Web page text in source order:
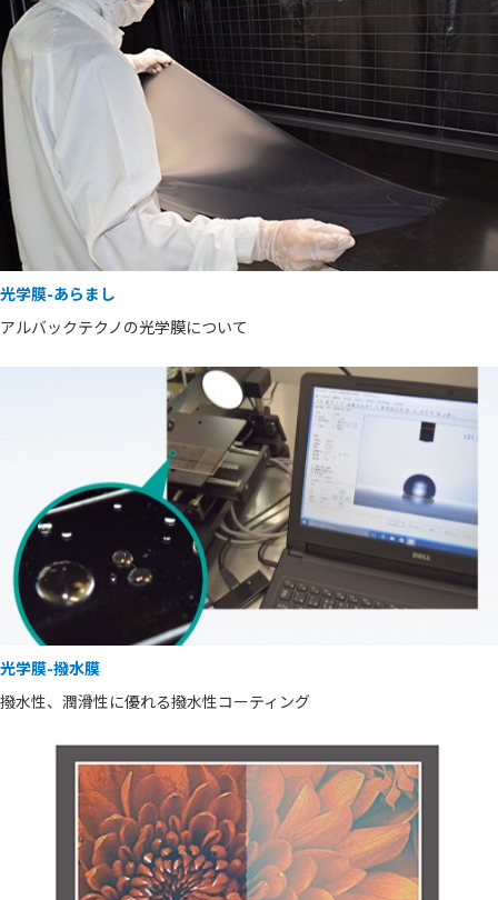
光学膜-あらまし
アルバックテクノの光学膜について
光学膜-撥水膜
撥水性、潤滑性に優れる撥水性コーティング